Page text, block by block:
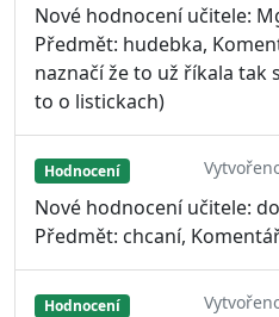
Nové hodnocení učitele:
Předmět: hudebka,
naznačí že to už říkala tak
to o listickach)
Hodnocení
Nové hodnocení učitele:
Předmět: chcaní,
Hodnocení